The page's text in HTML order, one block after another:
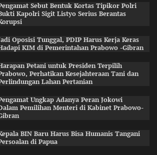
Sebut Bentuk Kortas Tipikor Polri
Kapolri Sigit Listyo Serius Berantas
Oposisi Tunggal, PDIP Harus Kerja Keras
KIM di Pemerintahan Prabowo -Gibran
Petani untuk Presiden Terpilih
Perhatikan Kesejahteraan Tani dan
Lahan Pertanian
Ungkap Adanya Peran Jokowi
Pemilihan Menteri di Kabinet Prabowo-
BIN Baru Harus Bisa Humanis Tangani
di Papua